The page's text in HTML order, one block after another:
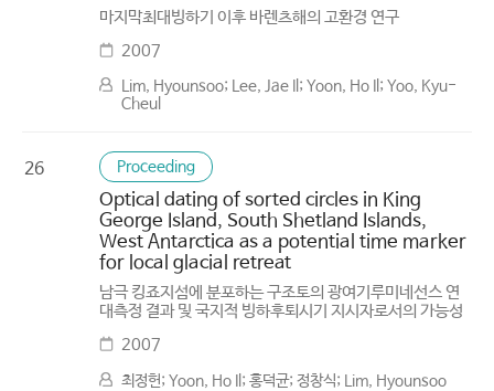
마지막최대빙하기 이후 바렌츠해의 고환경 연구
2007
Lim, Hyounsoo; Lee, Jae Il; Yoon, Ho Il; Yoo, Kyu-
Cheul
26 Proceeding
Optical dating of sorted circles in King
George Island, South Shetland Islands,
West Antarctica as a potential time marker
for local glacial retreat
남극 킹죠지섬에 분포하는 구조토의 광여기루미네선스 연
대측정 결과 및 국지적 빙하후퇴시기 지시자로서의 가능성
2007
최정헌; Yoon, Ho Il; 홍덕균; 정창식; Lim, Hyounsoo